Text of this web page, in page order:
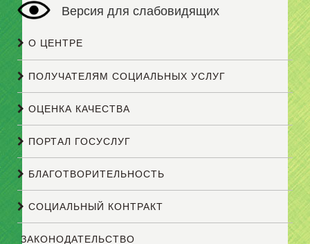
Версия для слабовидящих
О ЦЕНТРЕ
ПОЛУЧАТЕЛЯМ СОЦИАЛЬНЫХ УСЛУГ
ОЦЕНКА КАЧЕСТВА
ПОРТАЛ ГОСУСЛУГ
БЛАГОТВОРИТЕЛЬНОСТЬ
СОЦИАЛЬНЫЙ КОНТРАКТ
ЗАКОНОДАТЕЛЬСТВО